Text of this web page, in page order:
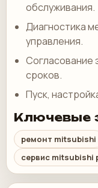
обслуживания.
Диагностика
управления.
Согласование
сроков.
Пуск,
Ключевые
ремонт mitsubishi
сервис mitsubishi